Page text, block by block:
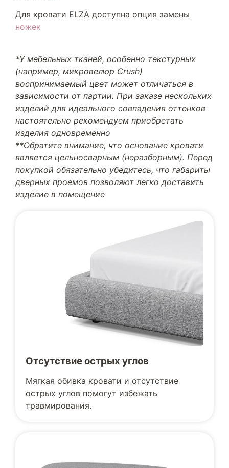
Для кровати ELZA доступна опция замены
ножек
*У мебельных тканей, особенно текстурных
(например, микровелюр Crush)
воспринимаемый цвет может отличаться в
зависимости от партии. При заказе нескольких
изделий для идеального совпадения оттенков
настоятельно рекомендуем приобретать
изделия одновременно
**Обратите внимание, что основание кровати
является цельносварным (неразборным). Перед
покупкой обязательно убедитесь, что габариты
дверных проемов позволяют легко доставить
изделие в помещение
Отсутствие острых углов
Мягкая обивка кровати и отсутствие
острых углов помогут избежать
травмирования.